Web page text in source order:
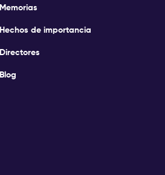
Memorias
Hechos de importancia
Directores
Blog